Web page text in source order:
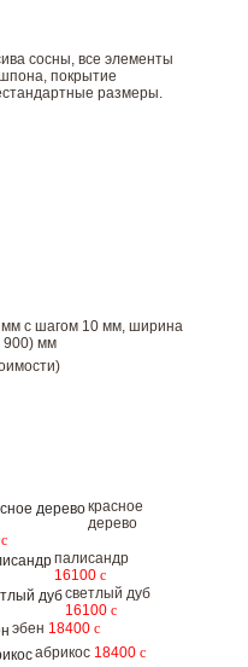
сосны, все элементы
покрытие
размеры.
мм с шагом 10 мм, ширина
900) мм
красное
дерево
c
палисандр
16100 c
светлый дуб
16100 c
эбен 18400 c
абрикос 18400 c